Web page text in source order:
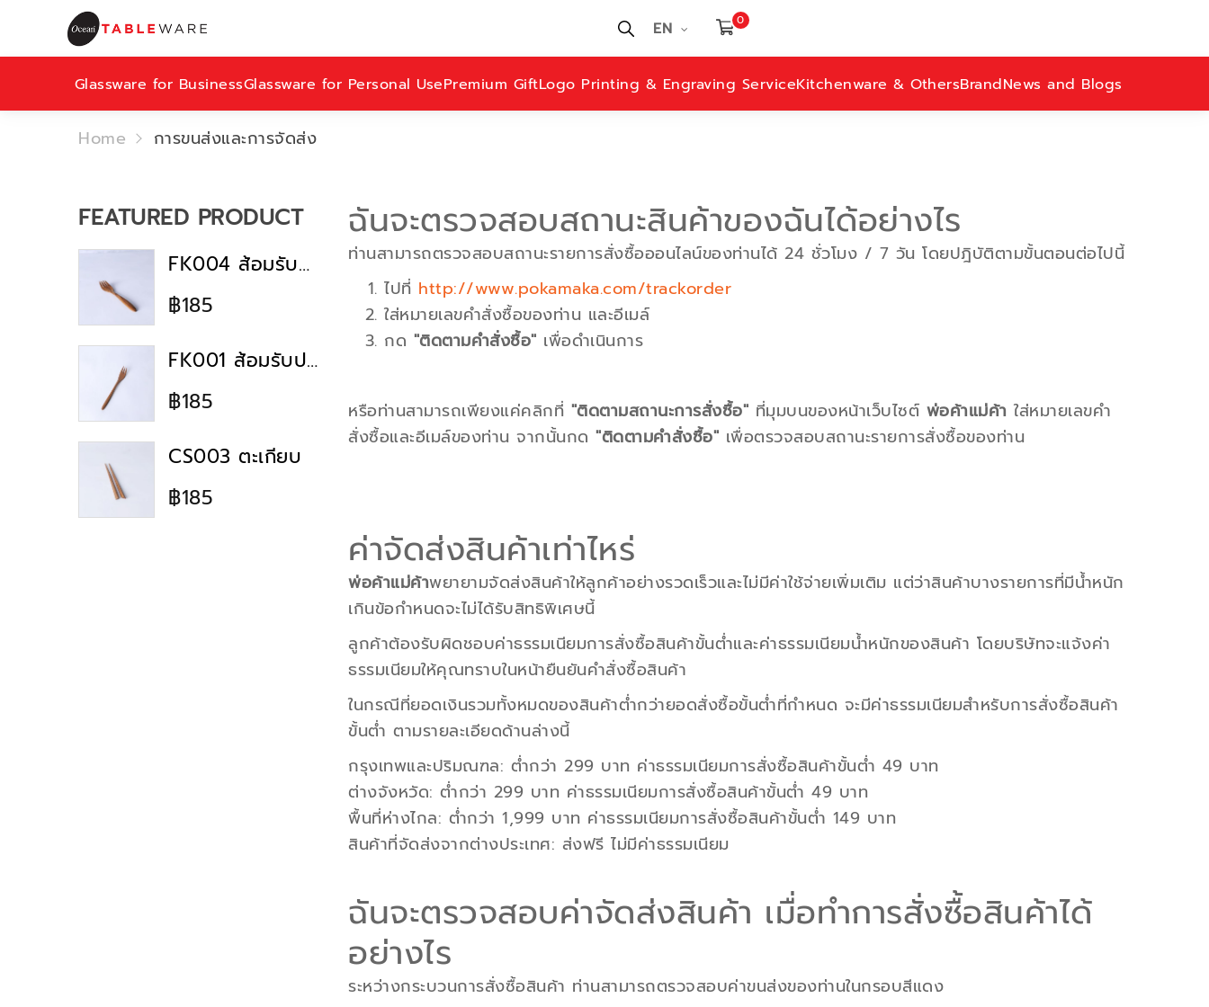
EN 0
Glassware for BusinessGlassware for Personal UsePremium GiftLogo Printing & Engraving ServiceKitchenware & OthersBrandNews and Blogs
Home การขนส่งและการจัดส่ง
ฉันจะตรวจสอบสถานะสินค้าของฉันได้อย่างไร
ท่านสามารถตรวจสอบสถานะรายการสั่งซื้อออนไลน์ของท่านได้ 24 ชั่วโมง / 7 วัน โดยปฎิบัติตามขั้นตอนต่อไปนี้
ไปที่ http://www.pokamaka.com/trackorder
ใส่หมายเลขคำสั่งซื้อของท่าน และอีเมล์
กด "ติดตามคำสั่งซื้อ" เพื่อดำเนินการ
หรือท่านสามารถเพียงแค่คลิกที่ "ติดตามสถานะการสั่งซื้อ" ที่มุมบนของหน้าเว็บไซต์ พ่อค้าแม่ค้า ใส่หมายเลขคำ
สั่งซื้อและอีเมล์ของท่าน จากนั้นกด "ติดตามคำสั่งซื้อ" เพื่อตรวจสอบสถานะรายการสั่งซื้อของท่าน
ค่าจัดส่งสินค้าเท่าไหร่
พ่อค้าแม่ค้าพยายามจัดส่งสินค้าให้ลูกค้าอย่างรวดเร็วและไม่มีค่าใช้จ่ายเพิ่มเติม แต่ว่าสินค้าบางรายการที่มีน้ำหนัก
เกินข้อกำหนดจะไม่ได้รับสิทธิพิเศษนี้
ลูกค้าต้องรับผิดชอบค่าธรรมเนียมการสั่งซื้อสินค้าขั้นต่ำและค่าธรรมเนียมน้ำหนักของสินค้า โดยบริษัทจะแจ้งค่า
ธรรมเนียมให้คุณทราบในหน้ายืนยันคำสั่งซื้อสินค้า
ในกรณีที่ยอดเงินรวมทั้งหมดของสินค้าต่ำกว่ายอดสั่งซื้อขั้นต่ำที่กำหนด จะมีค่าธรรมเนียมสำหรับการสั่งซื้อสินค้า
ขั้นต่ำ ตามรายละเอียดด้านล่างนี้
กรุงเทพและปริมณฑล: ต่ำกว่า 299 บาท ค่าธรรมเนียมการสั่งซื้อสินค้าขั้นต่ำ 49 บาท
ต่างจังหวัด: ต่ำกว่า 299 บาท ค่าธรรมเนียมการสั่งซื้อสินค้าขั้นต่ำ 49 บาท
พื้นที่ห่างไกล: ต่ำกว่า 1,999 บาท ค่าธรรมเนียมการสั่งซื้อสินค้าขั้นต่ำ 149 บาท
สินค้าที่จัดส่งจากต่างประเทศ: ส่งฟรี ไม่มีค่าธรรมเนียม
ฉันจะตรวจสอบค่าจัดส่งสินค้า เมื่อทำการสั่งซื้อสินค้าได้
อย่างไร
ระหว่างกระบวนการสั่งซื้อสินค้า ท่านสามารถตรวจสอบค่าขนส่งของท่านในกรอบสีแดง
FEATURED PRODUCT
FK004 ส้อมรับประทานอาหาร
฿185
FK001 ส้อมรับประทานอาหาร
฿185
CS003 ตะเกียบ
฿185